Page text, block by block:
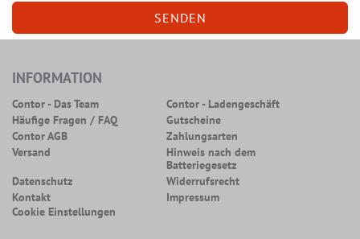
INFORMATION
Contor - Das Team
Contor - Ladengeschäft
Häufige Fragen / FAQ
Gutscheine
Contor AGB
Zahlungsarten
Versand
Hinweis nach dem
Batteriegesetz
Datenschutz
Widerrufsrecht
Kontakt
Impressum
Cookie Einstellungen